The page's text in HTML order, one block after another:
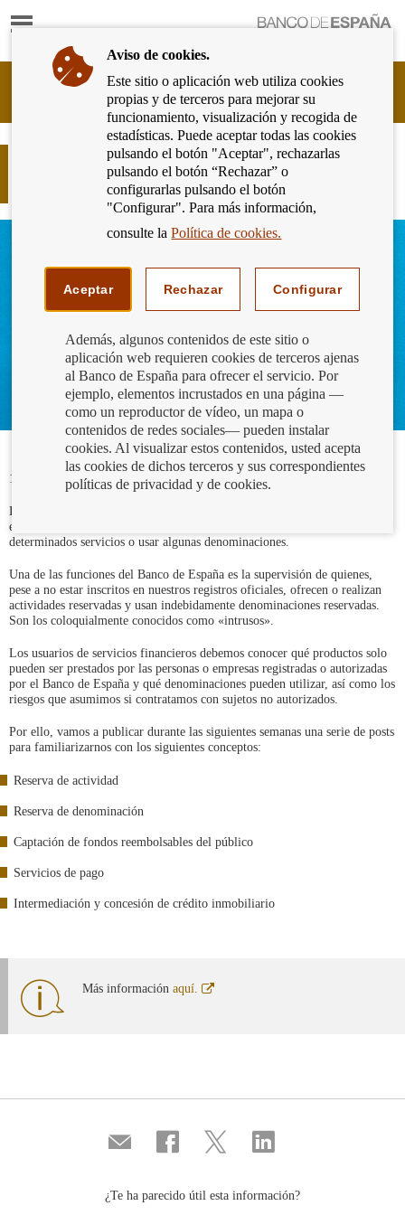
Mostrar
Ir
página
de
inicio
del
Banco
de
España
Cliente
Bancario
Banco
España
Eurosistema,
Prevención y lucha contra el
intrusismo financiero
16/10/2025
Las personas y empresas financieras que desean operar en España deben
estar autorizadas o registradas en el Banco de España para poder prestar
determinados servicios o usar algunas denominaciones.
Una de las funciones del Banco de España es la supervisión de quienes,
pese a no estar inscritos en nuestros registros oficiales, ofrecen o realizan
actividades reservadas y usan indebidamente denominaciones reservadas.
Son los coloquialmente conocidos como «intrusos».
Los usuarios de servicios financieros debemos conocer qué productos solo
pueden ser prestados por las personas o empresas registradas o autorizadas
por el Banco de España y qué denominaciones pueden utilizar, así como los
riesgos que asumimos si contratamos con sujetos no autorizados.
Por ello, vamos a publicar durante las siguientes semanas una serie de posts
para familiarizarnos con los siguientes conceptos:
Reserva de actividad
Reserva de denominación
Captación de fondos reembolsables del público
Servicios de pago
Intermediación y concesión de crédito inmobiliario
Más información aquí.
Abre
Compartir
por
Compartir
en
Compartir
en
Compartir
en
¿Te ha parecido útil esta información?
Aviso de cookies.
Este sitio o aplicación web utiliza cookies
propias y de terceros para mejorar su
funcionamiento, visualización y recogida de
estadísticas. Puede aceptar todas las cookies
pulsando el botón "Aceptar", rechazarlas
pulsando el botón “Rechazar” o
configurarlas pulsando el botón
"Configurar". Para más información,
consulte laPolítica de cookies.
Aceptar Rechazar Configurar
Además, algunos contenidos de este sitio o
aplicación web requieren cookies de terceros ajenas
al Banco de España para ofrecer el servicio. Por
ejemplo, elementos incrustados en una página —
como un reproductor de vídeo, un mapa o
contenidos de redes sociales— pueden instalar
cookies. Al visualizar estos contenidos, usted acepta
las cookies de dichos terceros y sus correspondientes
políticas de privacidad y de cookies.